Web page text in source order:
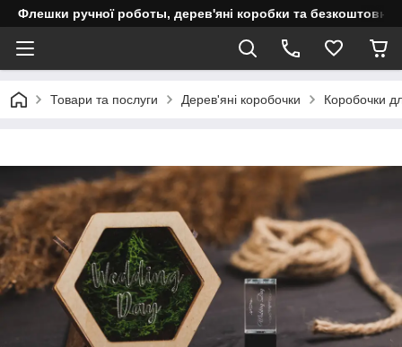
Флешки ручної роботы, дерев'яні коробки та безкоштовне
Товари та послуги Дерев'яні коробочки Коробочки